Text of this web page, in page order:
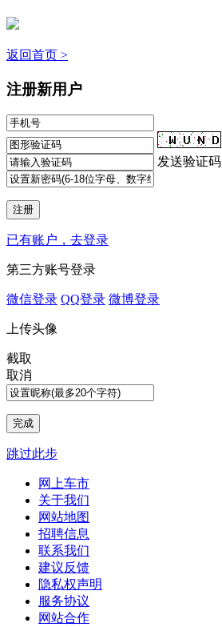
返回首页 >
注册新用户
发送验证码
已有账户，去登录
第三方账号登录
微信登录 QQ登录 微博登录
上传头像
截取
取消
跳过此步
网上车市
关于我们
网站地图
招聘信息
联系我们
建议反馈
隐私权声明
服务协议
网站合作